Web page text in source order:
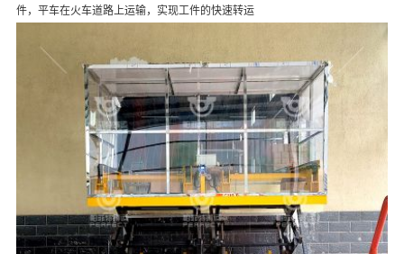
件，平车在火车道路上运输，实现工件的快速转运